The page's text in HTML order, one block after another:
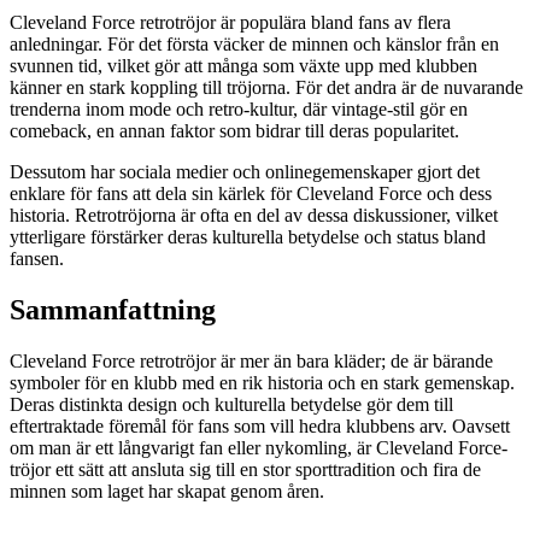
Cleveland Force retrotröjor är populära bland fans av flera
anledningar. För det första väcker de minnen och känslor från en
svunnen tid, vilket gör att många som växte upp med klubben
känner en stark koppling till tröjorna. För det andra är de nuvarande
trenderna inom mode och retro-kultur, där vintage-stil gör en
comeback, en annan faktor som bidrar till deras popularitet.
Dessutom har sociala medier och onlinegemenskaper gjort det
enklare för fans att dela sin kärlek för Cleveland Force och dess
historia. Retrotröjorna är ofta en del av dessa diskussioner, vilket
ytterligare förstärker deras kulturella betydelse och status bland
fansen.
Sammanfattning
Cleveland Force retrotröjor är mer än bara kläder; de är bärande
symboler för en klubb med en rik historia och en stark gemenskap.
Deras distinkta design och kulturella betydelse gör dem till
eftertraktade föremål för fans som vill hedra klubbens arv. Oavsett
om man är ett långvarigt fan eller nykomling, är Cleveland Force-
tröjor ett sätt att ansluta sig till en stor sporttradition och fira de
minnen som laget har skapat genom åren.